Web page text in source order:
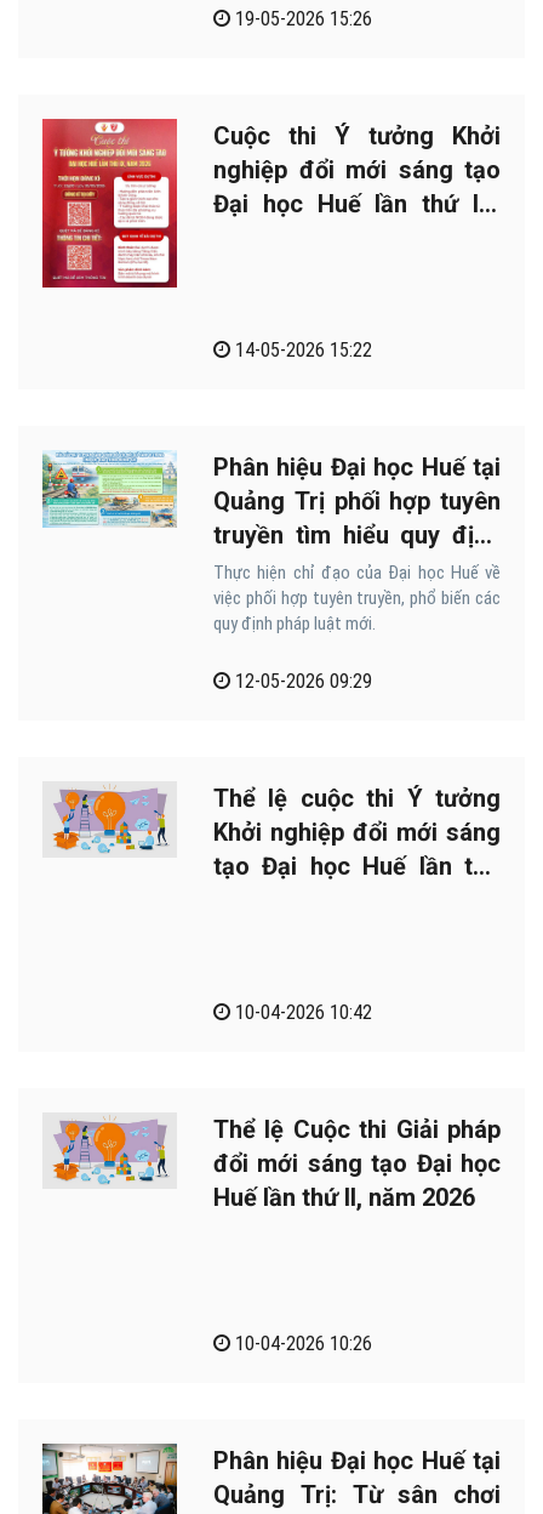
nhận thức, giữ vững an ninh trật tự và an
19-05-2026 15:26
Cuộc thi Ý tưởng Khởi
nghiệp đổi mới sáng tạo
Đại học Huế lần thứ IX,
14-05-2026 15:22
Phân hiệu Đại học Huế tại
Quảng Trị phối hợp tuyên
truyền tìm hiểu quy định
pháp luật mới
Thực hiện chỉ đạo của Đại học Huế về
việc phối hợp tuyên truyền, phổ biến các
quy định pháp luật mới.
12-05-2026 09:29
Thể lệ cuộc thi Ý tưởng
Khởi nghiệp đổi mới sáng
tạo Đại học Huế lần thứ
10-04-2026 10:42
Thể lệ Cuộc thi Giải pháp
đổi mới sáng tạo Đại học
Huế lần thứ II, năm 2026
10-04-2026 10:26
Phân hiệu Đại học Huế tại
Quảng Trị: Từ sân chơi